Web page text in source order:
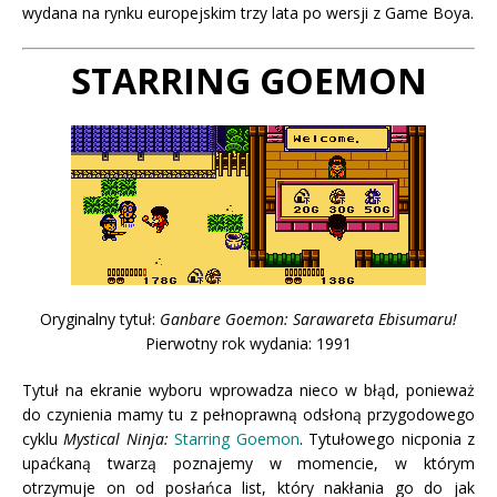
wydana na rynku europejskim trzy lata po wersji z Game Boya.
STARRING GOEMON
Oryginalny tytuł: Ganbare Goemon: Sarawareta Ebisumaru!
Pierwotny rok wydania: 1991
Tytuł na ekranie wyboru wprowadza nieco w błąd, ponieważ
do czynienia mamy tu z pełnoprawną odsłoną przygodowego
cykluMystical Ninja:Starring Goemon. Tytułowego nicponia z
upaćkaną twarzą poznajemy w momencie, w którym
otrzymuje on od posłańca list, który nakłania go do jak